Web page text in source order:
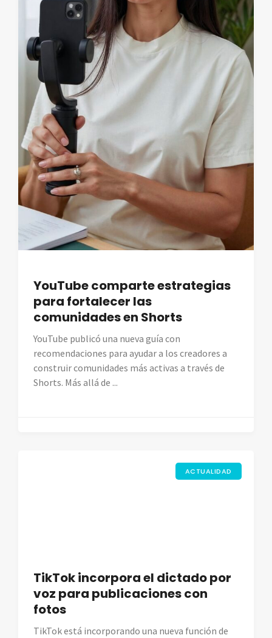
YouTube comparte estrategias
para fortalecer las
comunidades en Shorts
YouTube publicó una nueva guía con
recomendaciones para ayudar a los creadores a
construir comunidades más activas a través de
Shorts. Más allá de ...
ACTUALIDAD
TikTok incorpora el dictado por
voz para publicaciones con
fotos
TikTok está incorporando una nueva función de